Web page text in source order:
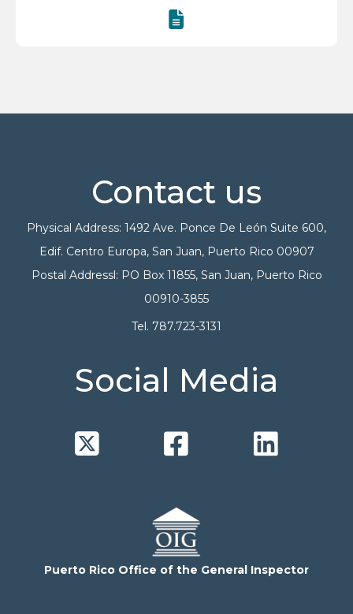
Contact us
Physical Address: 1492 Ave. Ponce De León Suite 600,
Edif. Centro Europa, San Juan, Puerto Rico 00907
Postal Addressl: PO Box 11855, San Juan, Puerto Rico
00910-3855
Tel. 787.723-3131
Social Media
  
Puerto Rico Office of the General Inspector